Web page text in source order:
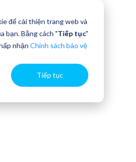
để cải thiện trang web và
bạn. Bằng cách "Tiếp tục"
nhận Chính sách bảo vệ
Tiếp tục